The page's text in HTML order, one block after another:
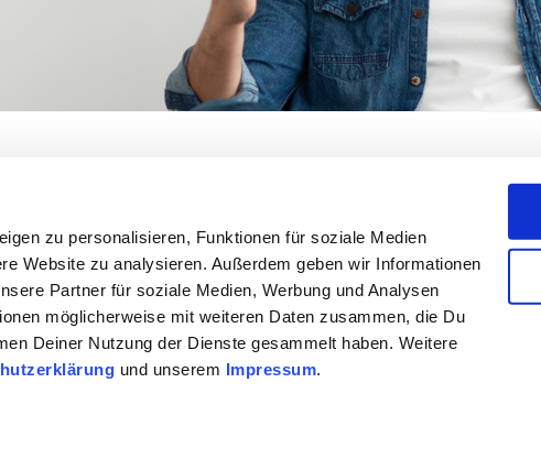
zu personalisieren, Funktionen für soziale Medien
Website zu analysieren. Außerdem geben wir Informationen
Partner für soziale Medien, Werbung und Analysen
möglicherweise mit weiteren Daten zusammen, die Du
Deiner Nutzung der Dienste gesammelt haben. Weitere
und unserem Impressum.
Datenschutz Impressum
2024 © Produktpioniere